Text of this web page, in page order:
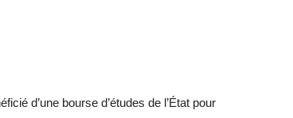
d’une bourse d’études de l’État pour